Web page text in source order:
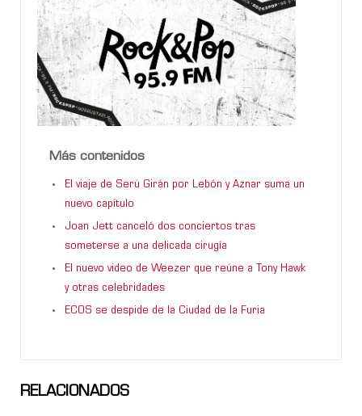
Más contenidos
El viaje de Serú Girán por Lebón y Aznar suma un
nuevo capítulo
Joan Jett canceló dos conciertos tras
someterse a una delicada cirugía
El nuevo video de Weezer que reúne a Tony Hawk
y otras celebridades
ECOS se despide de la Ciudad de la Furia
RELACIONADOS